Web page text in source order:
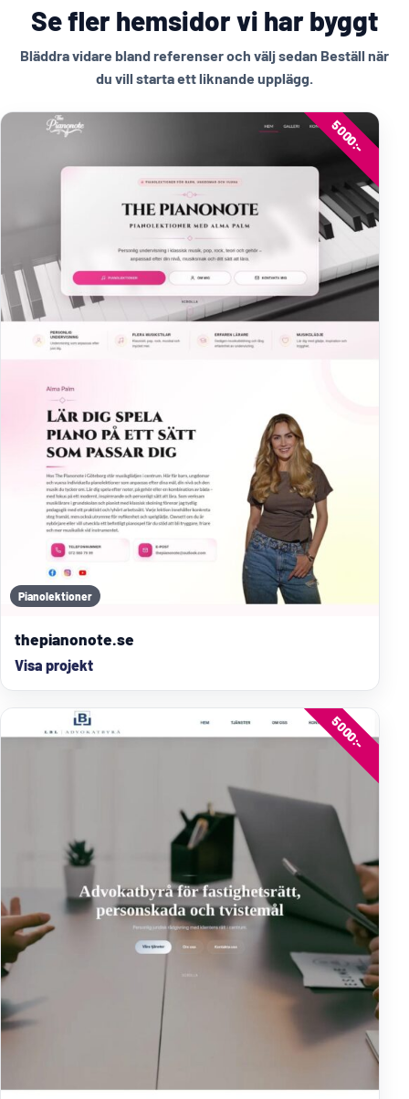
Se fler hemsidor vi har byggt
Bläddra vidare bland referenser och välj sedan Beställ när
du vill starta ett liknande upplägg.
Pianolektioner
5000:-
thepianonote.se
Visa projekt
5000:-